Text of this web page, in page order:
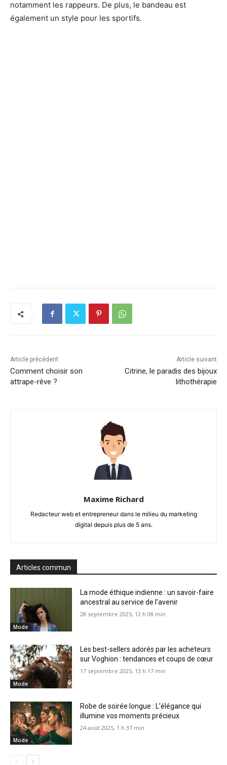
notamment les rappeurs. De plus, le bandeau est
également un style pour les sportifs.
Article précédent
Comment choisir son
attrape-rêve ?
Article suivant
Citrine, le paradis des bijoux
lithothérapie
Maxime Richard
Redacteur web et entrepreneur dans le milieu du marketing
digital depuis plus de 5 ans.
Articles commun
Mode
La mode éthique indienne : un savoir-faire
ancestral au service de l’avenir
28 septembre 2025, 12 h 08 min
Mode
Les best-sellers adorés par les acheteurs
sur Voghion : tendances et coups de cœur
17 septembre 2025, 13 h 17 min
Mode
Robe de soirée longue : L’élégance qui
illumine vos moments précieux
24 août 2025, 1 h 37 min